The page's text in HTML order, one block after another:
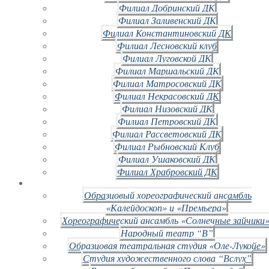
Филиал Добринский ДК
Филиал Заливенский ДК
Филиал Константиновский ДК
Филиал Лесновский клуб
Филиал Луговской ДК
Филиал Маршальский ДК
Филиал Матросовский ДК
Филиал Некрасовский ДК
Филиал Низовский ДК
Филиал Петровский ДК
Филиал Рассветовский ДК
Филиал Рыбновский Клуб
Филиал Ушаковский ДК
Филиал Храбровский ДК
Образцовый хореографический ансамбль
«Калейдоскоп» и «Премьера»
Хореографический ансамбль «Солнечные
Народный театр “В”
Образцовая театральная студия «Оле-Лукойе»
Студия художественного слова “Вслух”